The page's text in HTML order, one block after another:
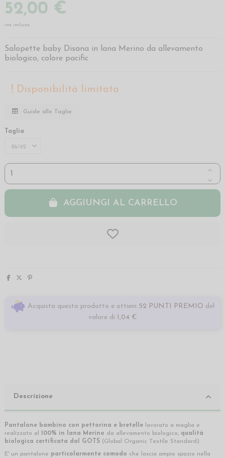
52,00 €
iva inclusa
Salopette baby Disana in lana Merino da allevamento
biologico, colore pacific
Disponibilità limitata
Guide alle Taglie
Taglia
AGGIUNGI AL CARRELLO
Acquista questo prodotto e ottieni 52 PUNTI PREMIO del
valore di 1,04 €
Descrizione
Pantalone bambino con pettorina e bretelle lavorato a maglia e
realizzato al 100% in lana Merino da allevamento biologico, qualità
biologica certificata dal GOTS (Global Organic Textile Standard).
E' un pantalone particolarmente comodo che lascia ampio spazio nella